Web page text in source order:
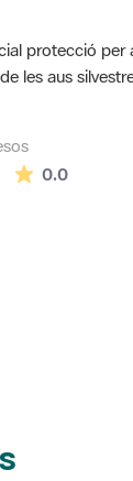
protecció per
les aus
0.0La